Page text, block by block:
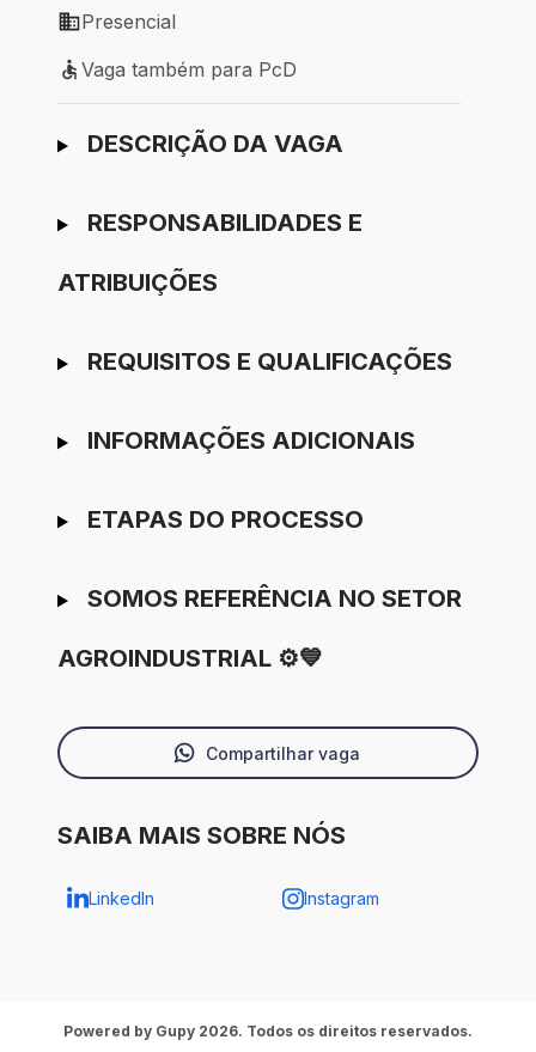
Modelo de trabalho: Presencial
Presencial
Vaga também para PcD
Vaga também para PcD
Ir para candidatura
DESCRIÇÃO DA VAGA
RESPONSABILIDADES E
ATRIBUIÇÕES
REQUISITOS E QUALIFICAÇÕES
INFORMAÇÕES ADICIONAIS
ETAPAS DO PROCESSO
SOMOS REFERÊNCIA NO SETOR
AGROINDUSTRIAL ⚙️💙
Compartilhar vaga
SAIBA MAIS SOBRE NÓS
LinkedIn Instagram
Powered by Gupy 2026. Todos os direitos reservados.